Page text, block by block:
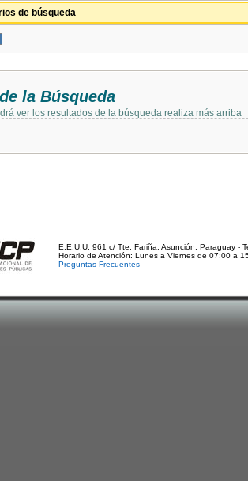
de búsqueda
la Búsqueda
ver los resultados de la búsqueda realiza más arriba
E.E.U.U. 961 c/ Tte. Fariña. Asunción, Paraguay -
Horario de Atención: Lunes a Viernes de 07:00 a
Preguntas Frecuentes